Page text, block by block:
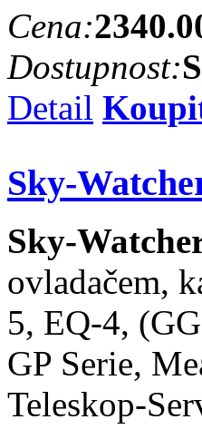
Cena:
Dostupnost:
Detail
Sky-
Sky-
ovladačem,
5, EQ-4,
GP Serie,
Teleskop-